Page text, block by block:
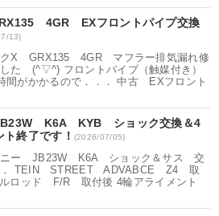
4GR EXフロントパイプ交換
13)
X GRX135 4GR マフラー排気漏れ修
た (^▽^) フロントパイプ（触媒付き）
間がかかるので．．． 中古 EXフロント
K6A KYB ショック交換＆4
終了です！ (2026/07/05)
ー JB23W K6A ショック＆サス 交
． TEIN STREET ADVABCE Z4 取
ロッド F/R 取付後 4輪アライメント